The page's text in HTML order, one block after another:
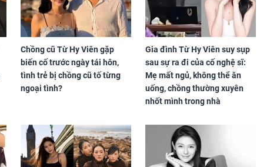
Chồng cũ Từ Hy Viên gặp
biến cố trước ngày tái hôn,
tình trẻ bị chồng cũ tố từng
ngoại tình?
Gia đình Từ Hy Viên suy sụp
sau sự ra đi của cố nghệ sĩ:
Mẹ mất ngủ, không thể ăn
uống, chồng thường xuyên
nhốt mình trong nhà